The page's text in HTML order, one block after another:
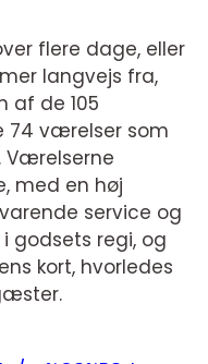
flere dage, eller
langvejs fra,
af de 105
74 værelser som
Værelserne
med en høj
service og
godsets regi, og
kort, hvorledes